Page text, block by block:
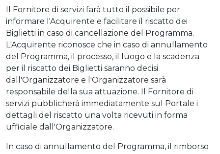
Il Fornitore di servizi farà tutto il possibile per
informare l'Acquirente e facilitare il riscatto dei
Biglietti in caso di cancellazione del Programma.
L'Acquirente riconosce che in caso di annullamento
del Programma, il processo, il luogo e la scadenza
per il riscatto dei Biglietti saranno decisi
dall'Organizzatore e l'Organizzatore sarà
responsabile della sua attuazione. Il Fornitore di
servizi pubblicherà immediatamente sul Portale i
dettagli del riscatto una volta ricevuti in forma
ufficiale dall'Organizzatore.
In caso di annullamento del Programma, il rimborso